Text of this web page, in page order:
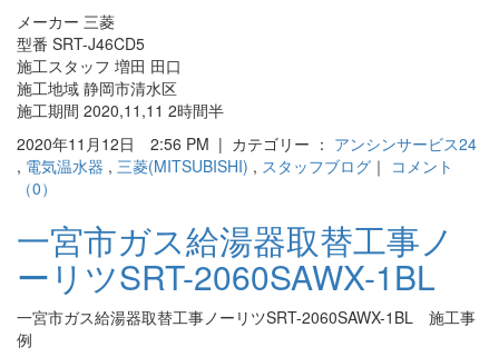
メーカー 三菱
型番 SRT-J46CD5
施工スタッフ 増田 田口
施工地域 静岡市清水区
施工期間 2020,11,11 2時間半
2020年11月12日 2:56 PM | カテゴリー ： アンシンサービス24
, 電気温水器 , 三菱(MITSUBISHI) , スタッフブログ ｜ コメント
（0）
一宮市ガス給湯器取替工事ノ
ーリツSRT-2060SAWX-1BL
一宮市ガス給湯器取替工事ノーリツSRT-2060SAWX-1BL 施工事
例